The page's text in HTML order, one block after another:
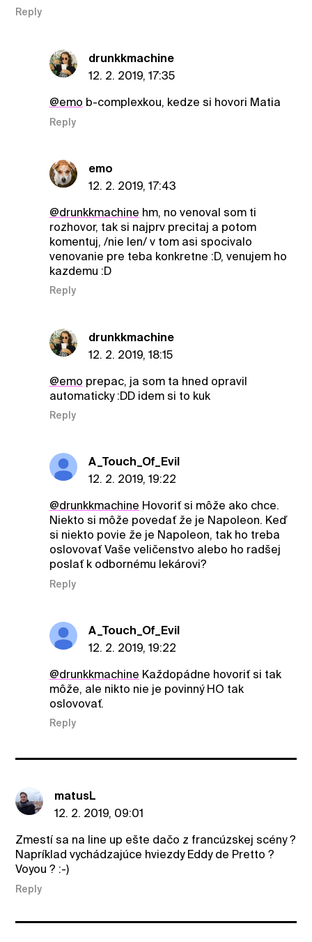
Reply
drunkkmachine
12. 2. 2019, 17:35
@emo b-complexkou, kedze si hovori Matia
Reply
emo
12. 2. 2019, 17:43
@drunkkmachine hm, no venoval som ti
rozhovor, tak si najprv precitaj a potom
komentuj, /nie len/ v tom asi spocivalo
venovanie pre teba konkretne :D, venujem ho
kazdemu :D
Reply
drunkkmachine
12. 2. 2019, 18:15
@emo prepac, ja som ta hned opravil
automaticky :DD idem si to kuk
Reply
A_Touch_Of_Evil
12. 2. 2019, 19:22
@drunkkmachine Hovoriť si môže ako chce.
Niekto si môže povedať že je Napoleon. Keď
si niekto povie že je Napoleon, tak ho treba
oslovovať Vaše veličenstvo alebo ho radšej
poslať k odbornému lekárovi?
Reply
A_Touch_Of_Evil
12. 2. 2019, 19:22
@drunkkmachine Každopádne hovoriť si tak
môže, ale nikto nie je povinný HO tak
oslovovať.
Reply
matusL
12. 2. 2019, 09:01
Zmestí sa na line up ešte dačo z francúzskej scény ?
Napríklad vychádzajúce hviezdy Eddy de Pretto ?
Voyou ? :-)
Reply